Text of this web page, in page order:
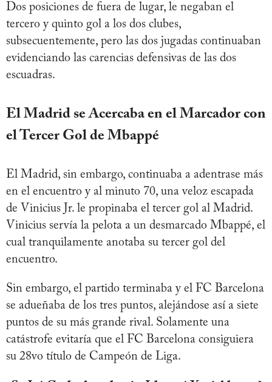
Dos posiciones de fuera de lugar, le negaban el
tercero y quinto gol a los dos clubes,
subsecuentemente, pero las dos jugadas continuaban
evidenciando las carencias defensivas de las dos
escuadras.
El Madrid se Acercaba en el Marcador con
el Tercer Gol de Mbappé
El Madrid, sin embargo, continuaba a adentrase más
en el encuentro y al minuto 70, una veloz escapada
de Vinicius Jr. le propinaba el tercer gol al Madrid.
Vinicius servía la pelota a un desmarcado Mbappé, el
cual tranquilamente anotaba su tercer gol del
encuentro.
Sin embargo, el partido terminaba y el FC Barcelona
se adueñaba de los tres puntos, alejándose así a siete
puntos de su más grande rival. Solamente una
catástrofe evitaría que el FC Barcelona consiguiera
su 28vo título de Campeón de Liga.